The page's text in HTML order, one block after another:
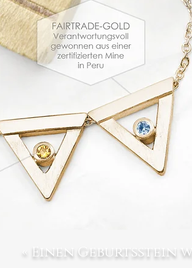
« Einen Geburtsstein